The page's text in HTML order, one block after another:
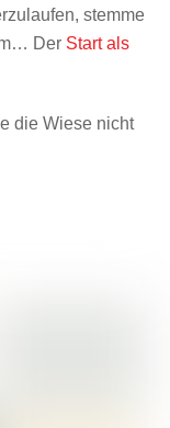
stemme
Der Start als
die Wiese nicht